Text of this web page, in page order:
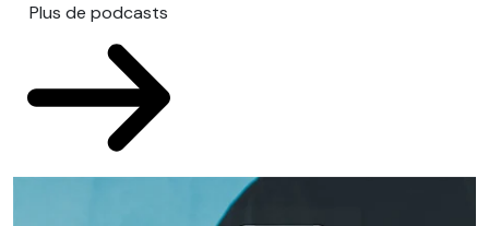
Plus de podcasts